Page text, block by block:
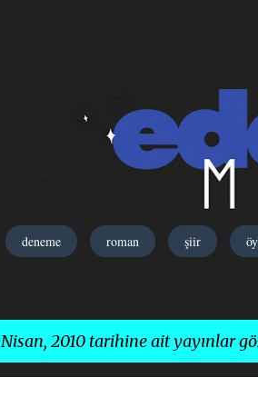
deneme roman şiir
Nisan, 2010 tarihine ait yayınlar